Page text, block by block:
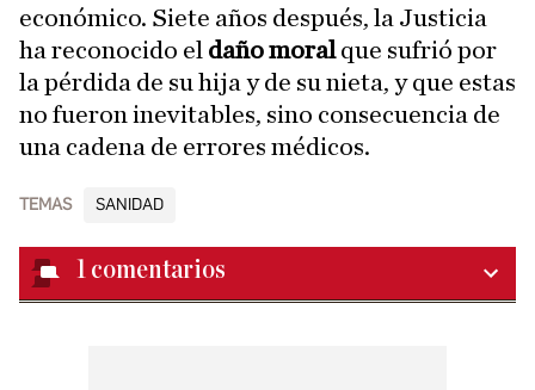
económico. Siete años después, la Justicia
ha reconocido el daño moralque sufrió por
la pérdida de su hija y de su nieta, y que estas
no fueron inevitables, sino consecuencia de
una cadena de errores médicos.
TEMAS SANIDAD
1 comentarios